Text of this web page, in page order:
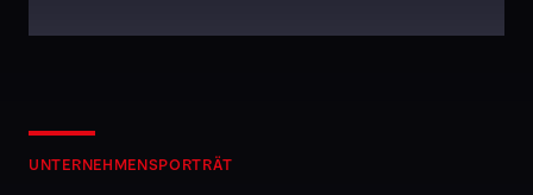
UNTERNEHMENSPORTRÄT